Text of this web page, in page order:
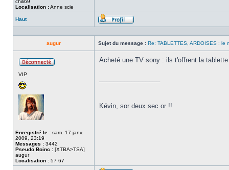
chili69
Localisation :Anne scie
Haut
Profil
augur Sujet du message : Re: TABLETTES, ARDOISES : le
VIP
Enregistré le : sam. 17 janv.
2009, 23:19
Messages : 3442
Pseudo Boinc : [XTBA>TSA]
augur
Localisation : 57 67
Acheté une TV sony : ils t'offrent la
Kévin, sor deux sec or !!